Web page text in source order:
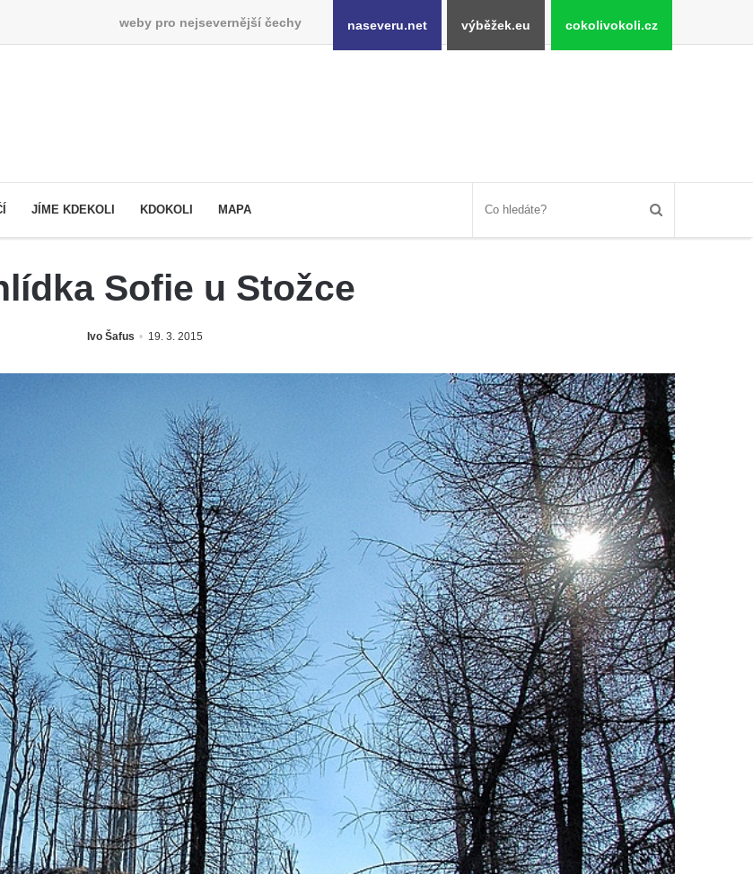
weby pro nejsevernější čechy naseveru.net výběžek.eu cokolivokoli.cz
JÍME KDEKOLI KDOKOLI MAPA
Sofie u Stožce
Ivo Šafus 19. 3. 2015